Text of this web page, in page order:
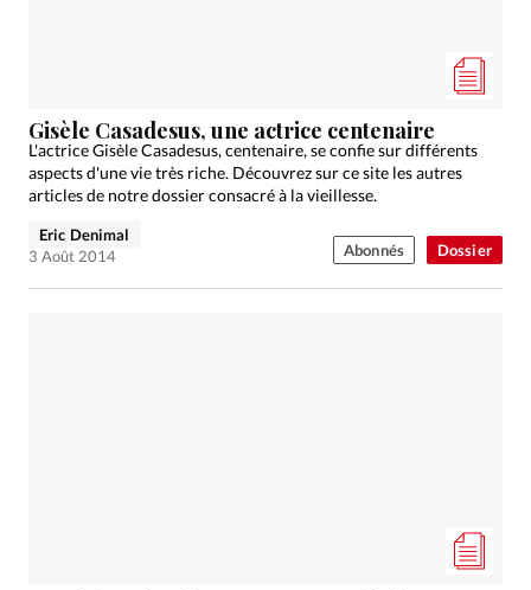
Dossier
Gisèle Casadesus, une actrice centenaire
L'actrice Gisèle Casadesus, centenaire, se confie sur différents
aspects d'une vie très riche. Découvrez sur ce site les autres
articles de notre dossier consacré à la vieillesse.
Eric Denimal
3 Août 2014
Abonnés